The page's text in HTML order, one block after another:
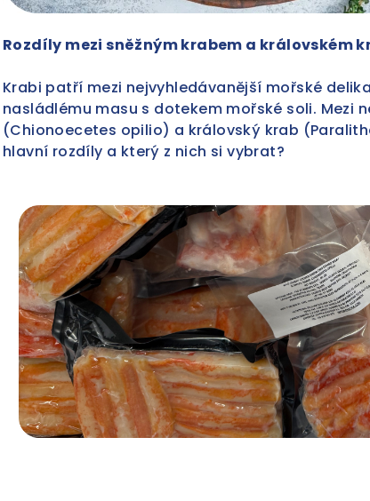
Rozdíly mezi sněžným krabem a královském
Krabi patří mezi nejvyhledávanější mořské
nasládlému masu s dotekem mořské soli. Mezi
(Chionoecetes opilio) a královský krab
hlavní rozdíly a který z nich si vybrat?